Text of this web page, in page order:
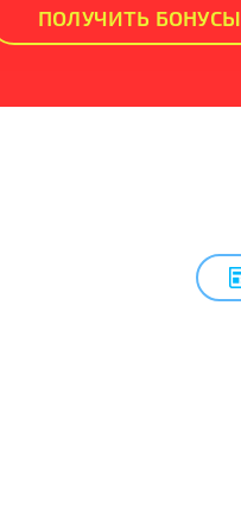
ПОЛУЧИТЬ БОНУСЫ